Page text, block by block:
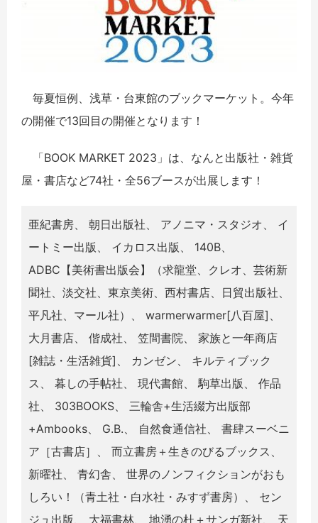
毎夏恒例、浅草・台東館のブックマーケット。今年
の開催で13回目の開催となります！
「BOOK MARKET 2023」は、なんと出版社・雑貨
屋・書店など74社・全56ブースが出展します！
亜紀書房、 朝日出版社、 アノニマ・スタジオ、 イ
ートミー出版、 イカロス出版、 140B、
ADBC【美術書出版会】（求龍堂、クレオ、芸術新
聞社、淡交社、東京美術、西村書店、日貿出版社、
平凡社、マール社）、 warmerwarmer[八百屋]、
大月書店、 偕成社、 笠間書院、 家族と一年商店
[雑誌・生活雑貨]、 カンゼン、 キルティブック
ス、 暮しの手帖社、 現代書館、 駒草出版、 作品
社、 303BOOKS、 三輪舎+生活綴方出版部
+Ambooks、 G.B.、 自然食通信社、 書肆スーベニ
ア［古書店］、 而立書房＋生きのびるブックス、
新曜社、 青幻舎、 世界のノンフィクションがおも
しろい！（青土社・白水社・みすず書房）、 セン
ジュ出版、 大福書林、 地湧の杜＋サンガ新社、 天